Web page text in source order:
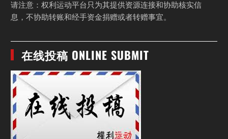
请注意：权利运动平台只为其提供资源连接和协助核实信
息，不协助转账和经手资金捐赠或者转赠事宜。
在线投稿 ONLINE SUBMIT